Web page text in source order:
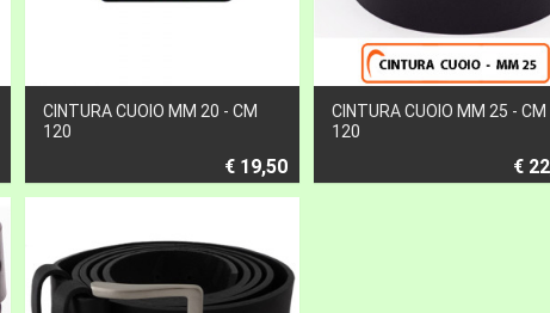
CINTURA CUOIO MM 20 - CM
120
€ 19,50
CINTURA CUOIO MM 25 - CM
120
€